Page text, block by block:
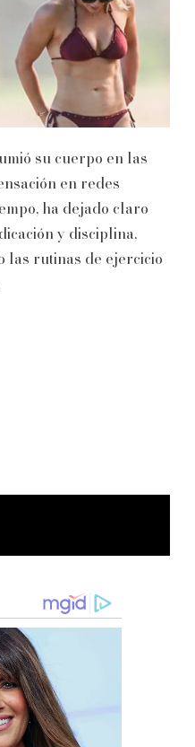
su cuerpo en las
en redes
ha dejado claro
y disciplina,
las rutinas de ejercicio